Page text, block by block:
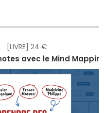
24 €
le Mind Mapping